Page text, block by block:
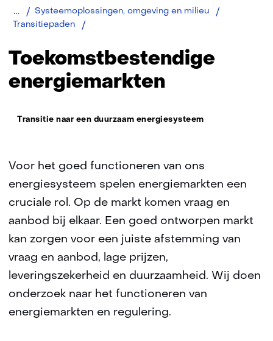
Home
Systeemoplossingen, omgeving en milieu
Transitiepaden
Toekomstbestendige
energiemarkten
Thema:
Transitie naar een duurzaam energiesysteem
Voor het goed functioneren van ons
energiesysteem spelen energiemarkten een
cruciale rol. Op de markt komen vraag en
aanbod bij elkaar. Een goed ontworpen markt
kan zorgen voor een juiste afstemming van
vraag en aanbod, lage prijzen,
leveringszekerheid en duurzaamheid. Wij doen
onderzoek naar het functioneren van
energiemarkten en regulering.